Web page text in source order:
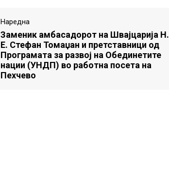
Наредна
Заменик амбасадорот на Швајцарија Н.
Е. Стефан Томаџан и претставници од
Програмата за развој на Обединетите
нации (УНДП) во работна посета на
Пехчево